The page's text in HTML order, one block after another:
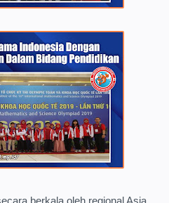
berkala oleh regional Asia